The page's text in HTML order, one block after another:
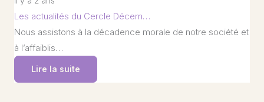
Les actualités du Cercle Décem…
Nous assistons à la décadence morale de notre société et
à l’affaiblis…
Lire la suite